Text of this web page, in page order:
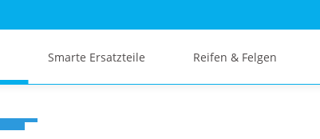
Smarte Ersatzteile Reifen & Felgen